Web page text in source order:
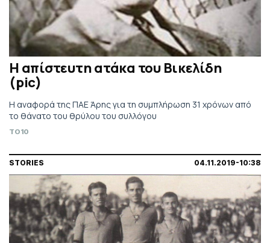
Η απίστευτη ατάκα του Βικελίδη
(pic)
H αναφορά της ΠΑΕ Άρης για τη συμπλήρωση 31 χρόνων από
το θάνατο του θρύλου του συλλόγου
TO10
STORIES 04.11.2019-10:38